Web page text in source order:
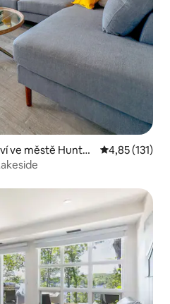
ve městě Huntsv
Průměrné
4,85 (131)
u hostů